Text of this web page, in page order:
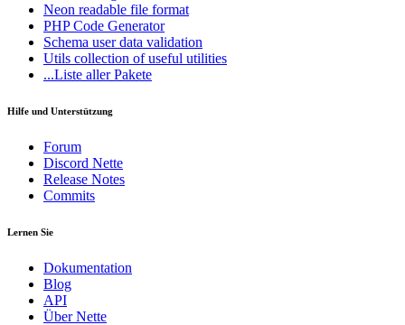
Neon readable file format
PHP Code Generator
Schema user data validation
Utils collection of useful utilities
...Liste aller Pakete
Hilfe und Unterstützung
Forum
Discord Nette
Release Notes
Commits
Lernen Sie
Dokumentation
Blog
API
Über Nette